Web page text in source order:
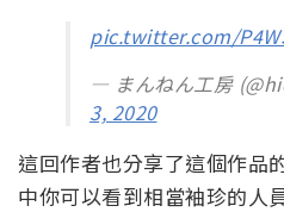
pic.twitter.com/
— まんねん工房
3, 2020
這回作者也分享了這個作品
中你可以看到相當袖珍的人